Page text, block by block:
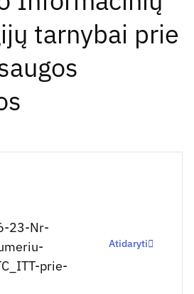
tarnybai prie
23-Nr-
prie-
Atidaryti